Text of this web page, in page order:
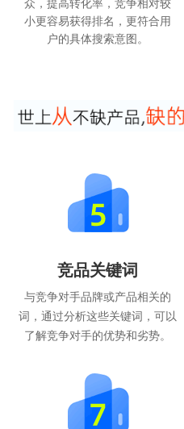
小更容易获得排名，更符合用
户的具体搜索意图。
竞品关键词
与竞争对手品牌或产品相关的
词，通过分析这些关键词，可以
了解竞争对手的优势和劣势。